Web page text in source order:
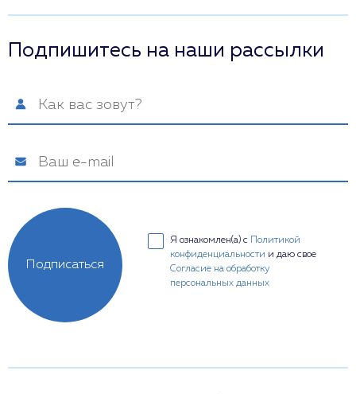
Подпишитесь на наши рассылки
Я ознакомлен(а) с
Политикой
конфиденциальности и даю свое
Согласие на обработку
персональных данных
Подписаться